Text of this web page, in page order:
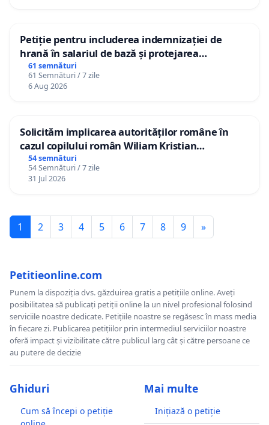
Petiție pentru includerea indemnizației de
hrană în salariul de bază și protejarea
gradațiilor de vechime pentru asistenții
personali
61 semnături
61 Semnături / 7 zile
6 Aug 2026
Solicităm implicarea autorităților române în
cazul copilului român Wiliam Kristian
Gheorghe, aflat în plasament în Danemarca de
12 ani
54 semnături
54 Semnături / 7 zile
31 Jul 2026
1 2 3 4 5 6 7 8 9 »
Petitieonline.com
Punem la dispoziția dvs. găzduirea gratis a petițiile online. Aveți
posibilitatea să publicați petiții online la un nivel profesional folosind
serviciile noastre dedicate. Petițiile noastre se regăsesc în mass media
în fiecare zi. Publicarea petițiilor prin intermediul serviciilor noastre
oferă impact și vizibilitate către publicul larg cât și către persoane ce
au putere de decizie
Ghiduri
Cum să începi o petiție
Mai multe
Inițiază o petiție